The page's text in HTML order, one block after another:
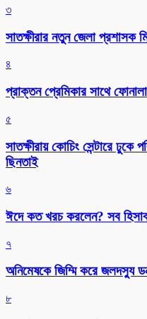
৩
সাতক্ষীরার নতুন জেলা প্রশাসক
৪
প্রাক্তন প্রেমিকার সাথে
৫
সাতক্ষীরায় কোচিং সেন্টারে ঢুকে
ছিনতাই
৬
ঈদে কত খরচ করলেন? সব
৭
অনিমেষকে জিম্মি করে জলদস্যু
৮